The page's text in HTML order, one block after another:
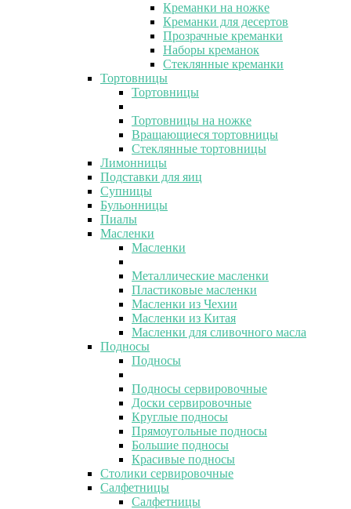
Креманки на ножке
Креманки для десертов
Прозрачные креманки
Наборы креманок
Стеклянные креманки
Тортовницы
Тортовницы
Тортовницы на ножке
Вращающиеся тортовницы
Стеклянные тортовницы
Лимонницы
Подставки для яиц
Супницы
Бульонницы
Пиалы
Масленки
Масленки
Металлические масленки
Пластиковые масленки
Масленки из Чехии
Масленки из Китая
Масленки для сливочного масла
Подносы
Подносы
Подносы сервировочные
Доски сервировочные
Круглые подносы
Прямоугольные подносы
Большие подносы
Красивые подносы
Столики сервировочные
Салфетницы
Салфетницы